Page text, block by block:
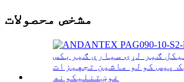
مشخص محصولات